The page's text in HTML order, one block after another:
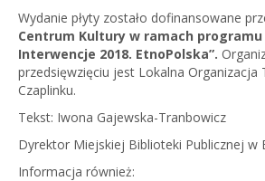
Wydanie płyty zostało dofinansowane
Centrum Kultury w ramach programu
Interwencje 2018. EtnoPolska”.
przedsięwzięciu jest Lokalna Organizacja
Czaplinku.
Tekst: Iwona Gajewska-Tranbowicz
Dyrektor Miejskiej Biblioteki Publicznej w
Informacja również: